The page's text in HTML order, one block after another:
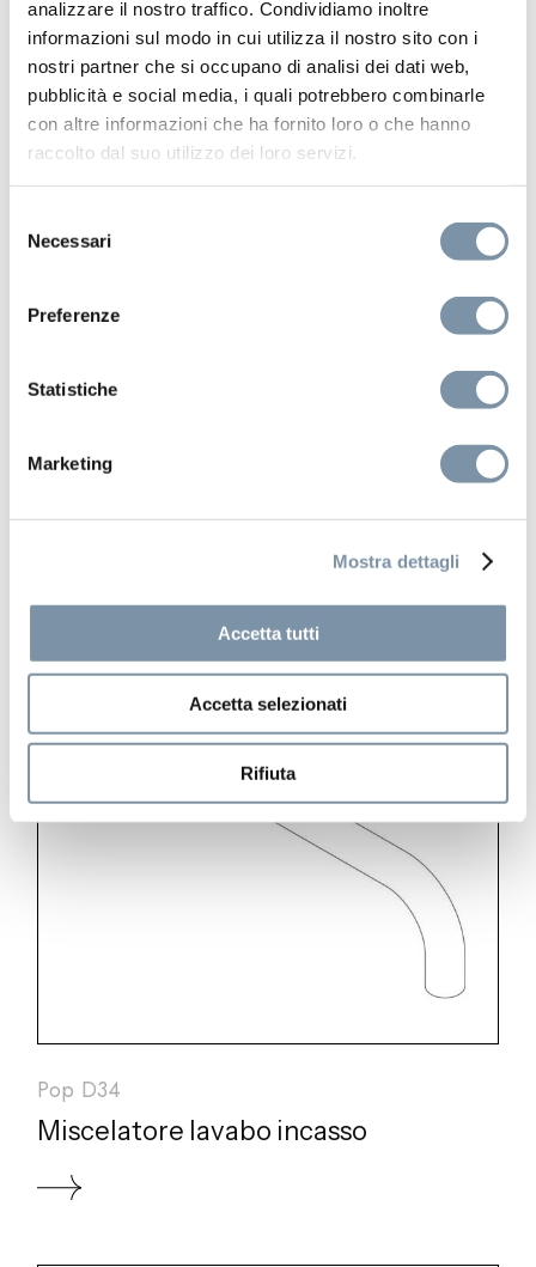
analizzare il nostro traffico. Condividiamo inoltre
informazioni sul modo in cui utilizza il nostro sito con i
nostri partner che si occupano di analisi dei dati web,
pubblicità e social media, i quali potrebbero combinarle
con altre informazioni che ha fornito loro o che hanno
raccolto dal suo utilizzo dei loro servizi.
delNecessari
Preferenze
Statistiche
Marketing
Mostra dettagli
Accetta tutti
Accetta selezionati
Rifiuta
Miscelatore lavabo bidet
Pop D34
Miscelatore lavabo incasso